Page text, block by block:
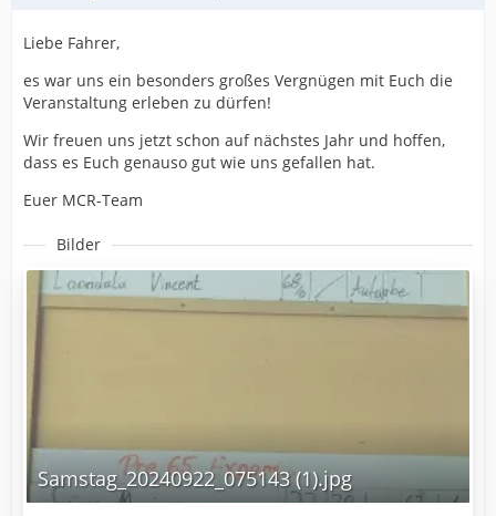
Liebe Fahrer,
es war uns ein besonders großes Vergnügen mit Euch die
Veranstaltung erleben zu dürfen!
Wir freuen uns jetzt schon auf nächstes Jahr und hoffen,
dass es Euch genauso gut wie uns gefallen hat.
Euer MCR-Team
Bilder
Samstag_20240922_075143 (1).jpg